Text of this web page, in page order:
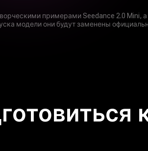
примерами Seedance 2.0 Mini,
модели они будут заменены